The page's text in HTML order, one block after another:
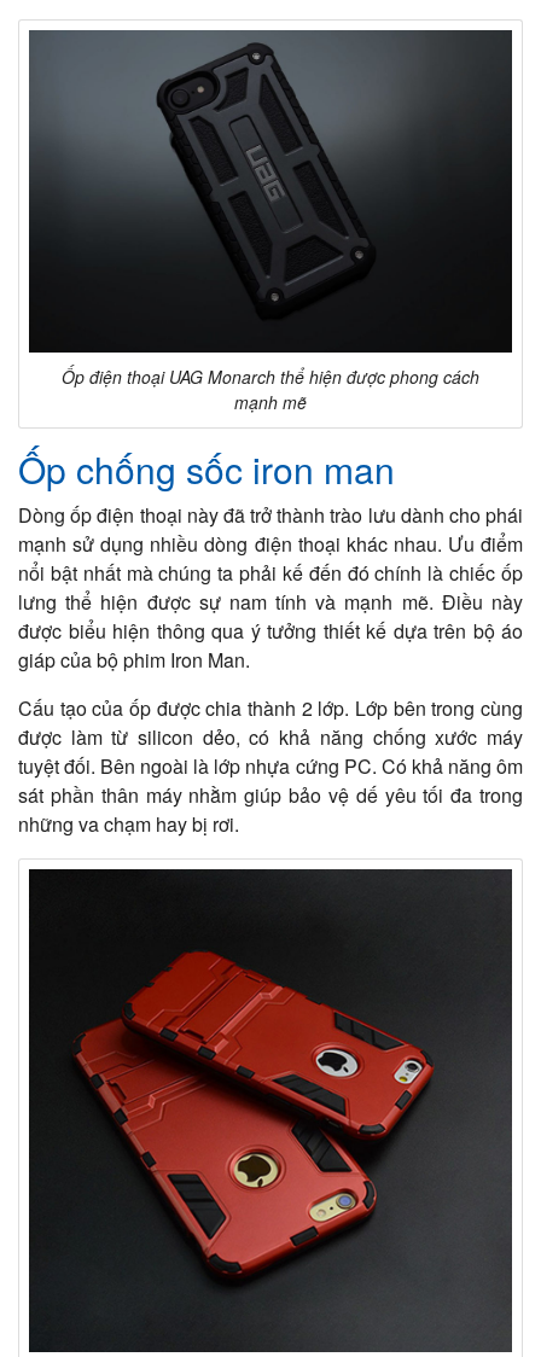
Ốp điện thoại UAG Monarch thể hiện được phong cách
mạnh mẽ
Ốp chống sốc iron man
Dòng ốp điện thoại này đã trở thành trào lưu dành cho phái
mạnh sử dụng nhiều dòng điện thoại khác nhau. Ưu điểm
nổi bật nhất mà chúng ta phải kế đến đó chính là chiếc ốp
lưng thể hiện được sự nam tính và mạnh mẽ. Điều này
được biểu hiện thông qua ý tưởng thiết kế dựa trên bộ áo
giáp của bộ phim Iron Man.
Cấu tạo của ốp được chia thành 2 lớp. Lớp bên trong cùng
được làm từ silicon dẻo, có khả năng chống xước máy
tuyệt đối. Bên ngoài là lớp nhựa cứng PC. Có khả năng ôm
sát phần thân máy nhằm giúp bảo vệ dế yêu tối đa trong
những va chạm hay bị rơi.